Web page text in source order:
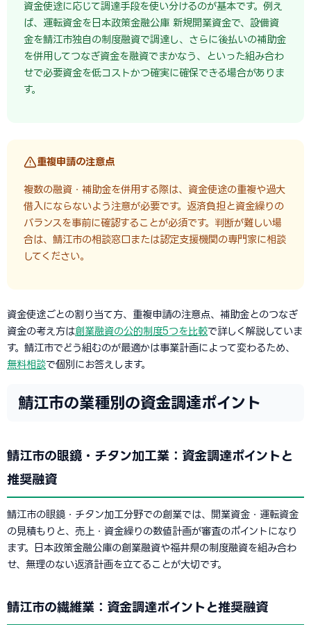
資金使途に応じて調達手段を使い分けるのが基本です。例え
ば、運転資金を日本政策金融公庫 新規開業資金で、設備資
金を鯖江市独自の制度融資で調達し、さらに後払いの補助金
を併用してつなぎ資金を融資でまかなう、といった組み合わ
せで必要資金を低コストかつ確実に確保できる場合がありま
す。
重複申請の注意点
複数の融資・補助金を併用する際は、資金使途の重複や過大
借入にならないよう注意が必要です。返済負担と資金繰りの
バランスを事前に確認することが必須です。判断が難しい場
合は、鯖江市の相談窓口または認定支援機関の専門家に相談
してください。
資金使途ごとの割り当て方、重複申請の注意点、補助金とのつなぎ
資金の考え方は創業融資の公的制度5つを比較で詳しく解説していま
す。鯖江市でどう組むのが最適かは事業計画によって変わるため、
無料相談で個別にお答えします。
鯖江市の業種別の資金調達ポイント
鯖江市の眼鏡・チタン加工業：資金調達ポイントと
推奨融資
鯖江市の眼鏡・チタン加工分野での創業では、開業資金・運転資金
の見積もりと、売上・資金繰りの数値計画が審査のポイントになり
ます。日本政策金融公庫の創業融資や福井県の制度融資を組み合わ
せ、無理のない返済計画を立てることが大切です。
鯖江市の繊維業：資金調達ポイントと推奨融資